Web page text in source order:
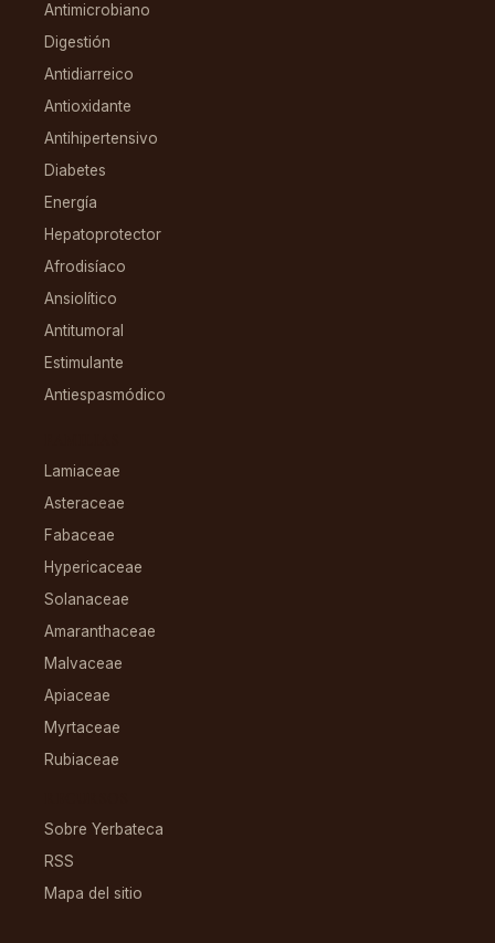
Antimicrobiano
Digestión
Antidiarreico
Antioxidante
Antihipertensivo
Diabetes
Energía
Hepatoprotector
Afrodisíaco
Ansiolítico
Antitumoral
Estimulante
Antiespasmódico
Lamiaceae
Asteraceae
Fabaceae
Hypericaceae
Solanaceae
Amaranthaceae
Malvaceae
Apiaceae
Myrtaceae
Rubiaceae
Sobre Yerbateca
RSS
Mapa del sitio